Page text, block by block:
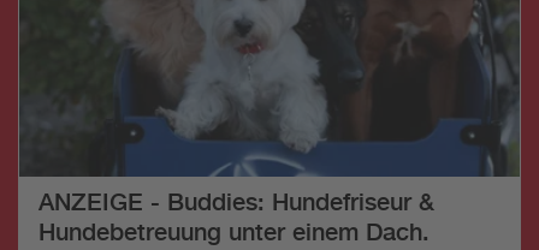
ANZEIGE - Buddies: Hundefriseur &
Hundebetreuung unter einem Dach.